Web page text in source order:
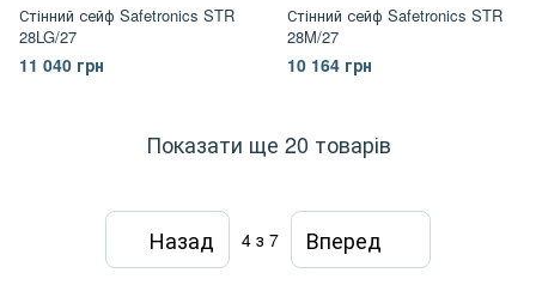
Стінний сейф Safetronics STR
28LG/27
11 040 грн
Стінний сейф Safetronics STR
28M/27
10 164 грн
Показати ще 20 товарів
Назад 4 з 7 Вперед